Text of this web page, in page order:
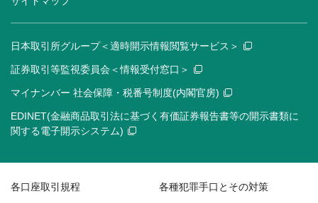
日本取引所グループ＜適時開示情報閲覧サービス＞
証券取引等監視委員会＜情報受付窓口＞
マイナンバー 社会保障・税番号制度(内閣官房)
EDINET(金融商品取引法に基づく有価証券報告書等の開示書類に
関する電子開示システム)
各口座取引規程 各種犯罪手口とその対策